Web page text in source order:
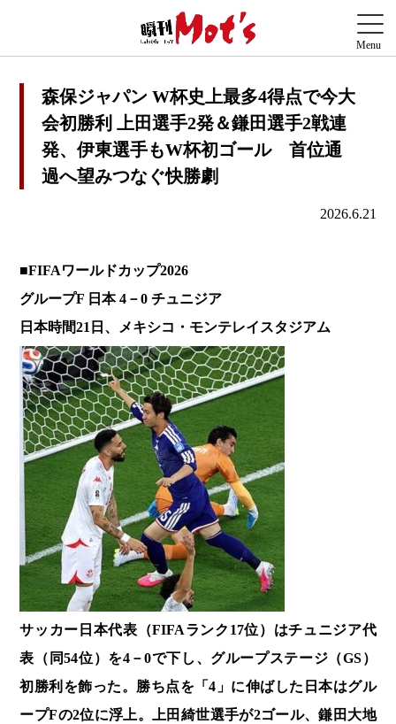
森保ジャパン W杯史上最多4得点で今大
会初勝利 上田選手2発＆鎌田選手2戦連
発、伊東選手もW杯初ゴール 首位通
過へ望みつなぐ快勝劇
2026.6.21
■FIFAワールドカップ2026
グループF 日本 4－0 チュニジア
日本時間21日、メキシコ・モンテレイスタジアム
サッカー日本代表（FIFAランク17位）はチュニジア代
表（同54位）を4－0で下し、グループステージ（GS）
初勝利を飾った。勝ち点を「4」に伸ばした日本はグル
ープFの2位に浮上。上田綺世選手が2ゴール、鎌田大地